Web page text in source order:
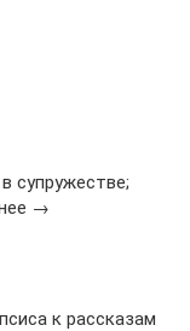
супружестве;
→
к рассказам